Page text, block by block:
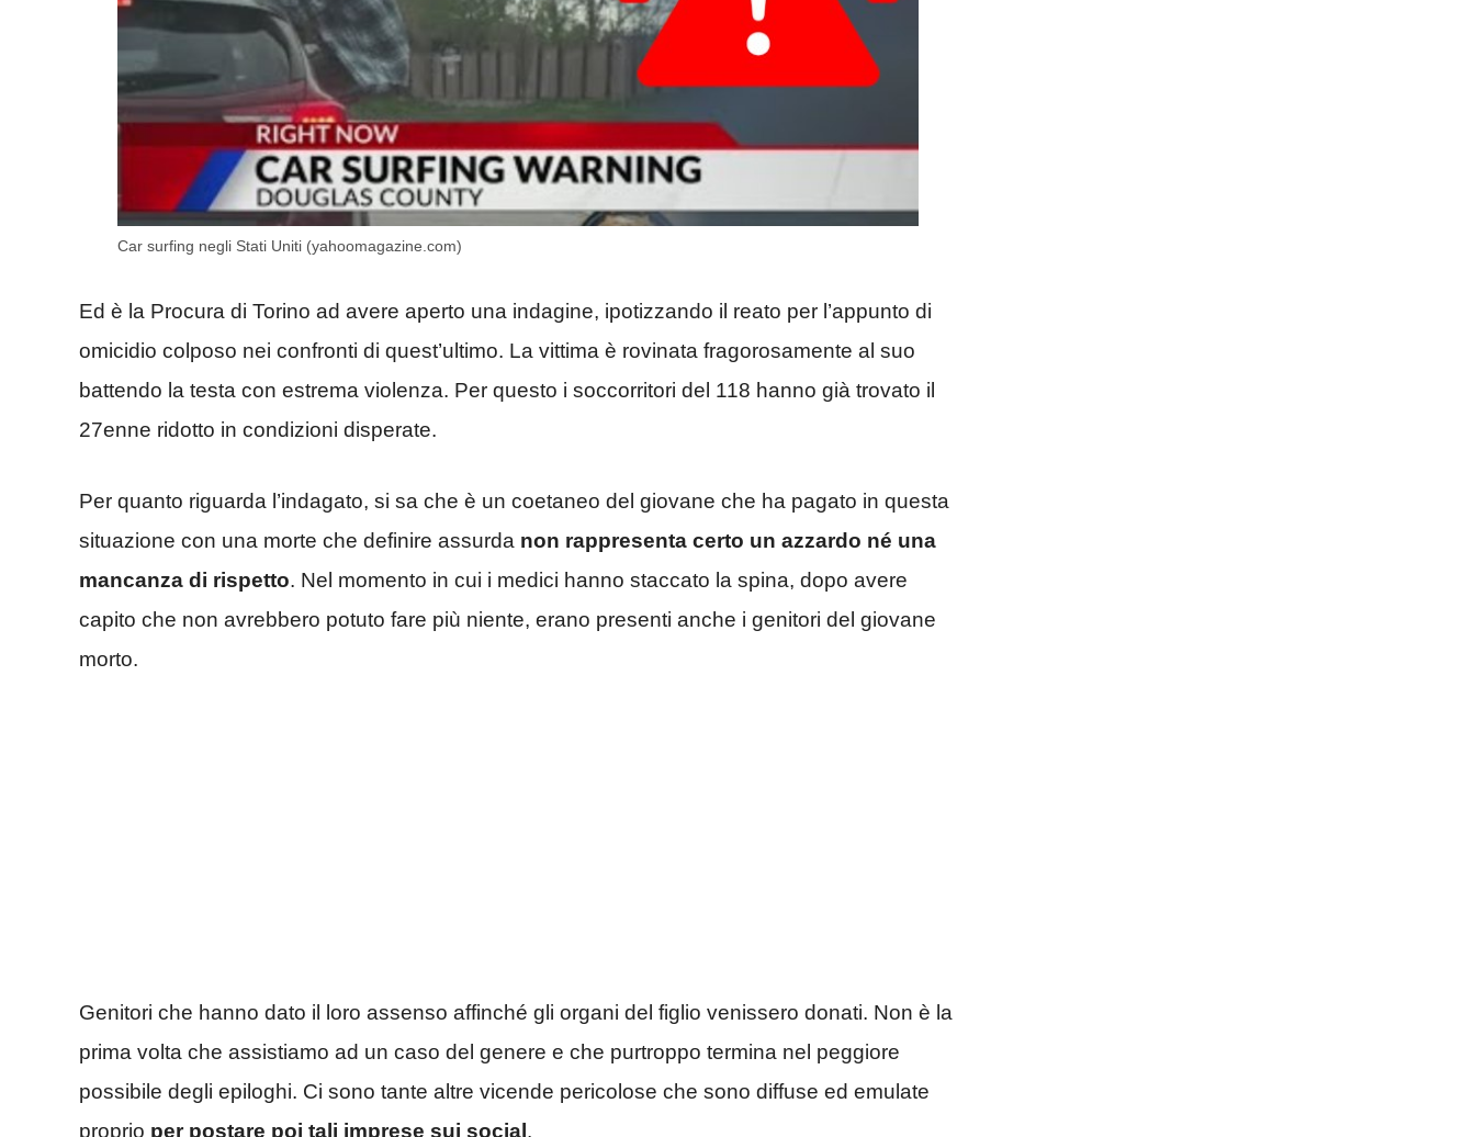
Car surfing negli Stati Uniti (yahoomagazine.com)
Ed è la Procura di Torino ad avere aperto una indagine, ipotizzando il reato per l’appunto di
omicidio colposo nei confronti di quest’ultimo. La vittima è rovinata fragorosamente al suo
battendo la testa con estrema violenza. Per questo i soccorritori del 118 hanno già trovato il
27enne ridotto in condizioni disperate.
Per quanto riguarda l’indagato, si sa che è un coetaneo del giovane che ha pagato in questa
situazione con una morte che definire assurda non rappresenta certo un azzardo né una
mancanza di rispetto. Nel momento in cui i medici hanno staccato la spina, dopo avere
capito che non avrebbero potuto fare più niente, erano presenti anche i genitori del giovane
morto.
Genitori che hanno dato il loro assenso affinché gli organi del figlio venissero donati. Non è la
prima volta che assistiamo ad un caso del genere e che purtroppo termina nel peggiore
possibile degli epiloghi. Ci sono tante altre vicende pericolose che sono diffuse ed emulate
proprio per postare poi tali imprese sui social .